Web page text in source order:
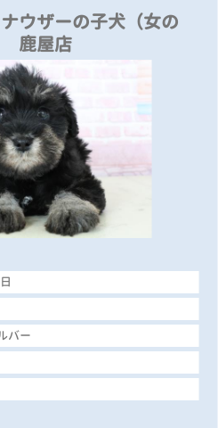
ウザーの子犬（女の
鹿屋店
バー